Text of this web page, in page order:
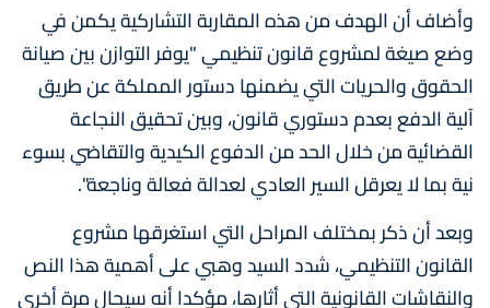
وأضاف أن الهدف من هذه المقاربة التشاركية يكمن في
وضع صيغة لمشروع قانون تنظيمي "يوفر التوازن بين صيانة
الحقوق والحريات التي يضمنها دستور المملكة عن طريق
آلية الدفع بعدم دستوري قانون، وبين تحقيق النجاعة
القضائية من خلال الحد من الدفوع الكيدية والتقاضي بسوء
نية بما لا يعرقل السير العادي لعدالة فعالة وناجعة".
وبعد أن ذكر بمختلف المراحل التي استغرقها مشروع
القانون التنظيمي، شدد السيد وهبي على أهمية هذا النص
والنقاشات القانونية التي أثارها، مؤكدا أنه سيحال مرة أخرى